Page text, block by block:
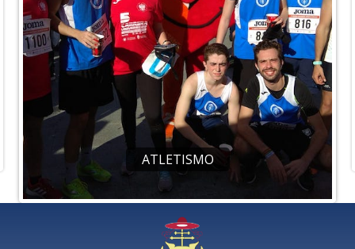
ATLETISMO